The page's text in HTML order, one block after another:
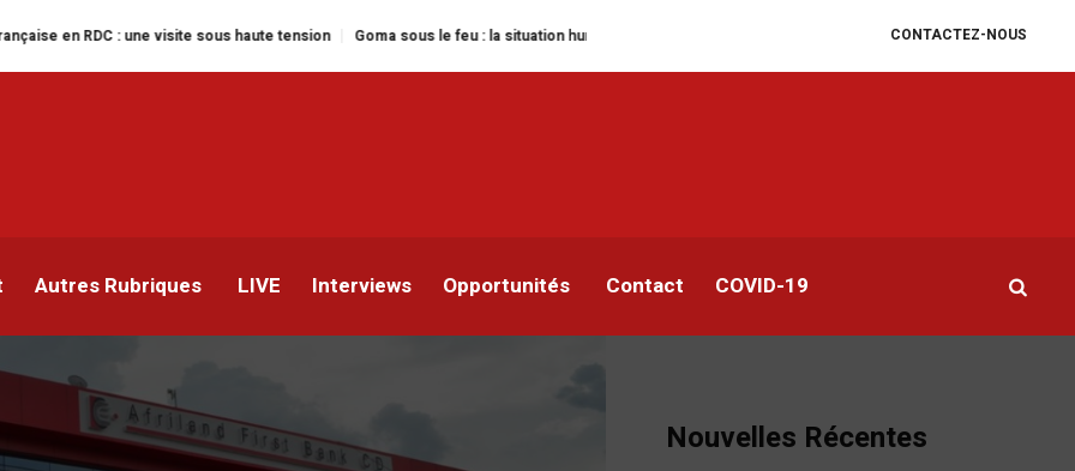
CONTACTEZ-NOUS
: une visite sous haute tension Goma sous le feu : la situation humanitaire se dégrade William Ruto convoque un sommet extraordinaire de
Autres Rubriques LIVE Interviews Opportunités Contact COVID-19
Bank CD prête à
?
Nouvelles Récentes